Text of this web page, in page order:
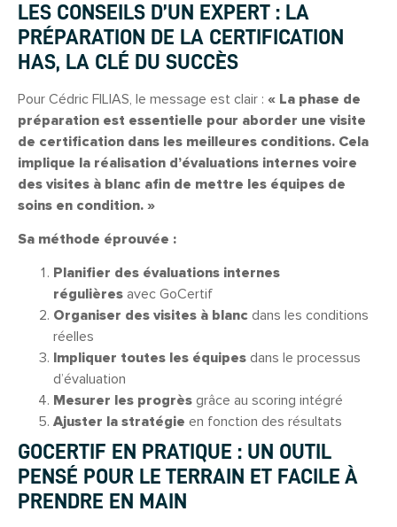
LES CONSEILS D’UN EXPERT : LA
PRÉPARATION DE LA CERTIFICATION
HAS, LA CLÉ DU SUCCÈS
Pour Cédric FILIAS, le message est clair : « La phase de
préparation est essentielle pour aborder une visite
de certification dans les meilleures conditions. Cela
implique la réalisation d’évaluations internes voire
des visites à blanc afin de mettre les équipes de
soins en condition. »
Sa méthode éprouvée :
Planifier des évaluations internes
régulières avec GoCertif
Organiser des visites à blanc dans les conditions
réelles
Impliquer toutes les équipes dans le processus
d’évaluation
Mesurer les progrès grâce au scoring intégré
Ajuster la stratégie en fonction des résultats
GOCERTIF EN PRATIQUE : UN OUTIL
PENSÉ POUR LE TERRAIN ET FACILE À
PRENDRE EN MAIN